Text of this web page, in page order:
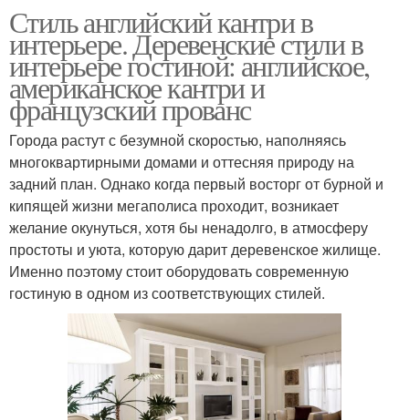
Стиль английский кантри в
интерьере. Деревенские стили в
интерьере гостиной: английское,
американское кантри и
французский прованс
Города растут с безумной скоростью, наполняясь
многоквартирными домами и оттесняя природу на
задний план. Однако когда первый восторг от бурной и
кипящей жизни мегаполиса проходит, возникает
желание окунуться, хотя бы ненадолго, в атмосферу
простоты и уюта, которую дарит деревенское жилище.
Именно поэтому стоит оборудовать современную
гостиную в одном из соответствующих стилей.